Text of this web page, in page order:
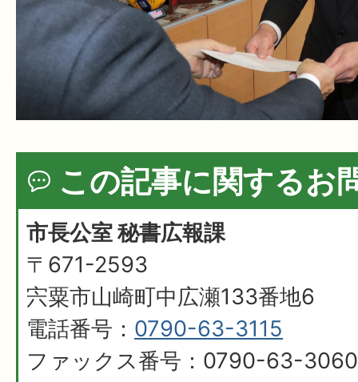
この記事に関するお
市長公室 秘書広報課
〒671-2593
宍粟市山崎町中広瀬133番地6
電話番号： 0790-63-3115
ファックス番号：0790-63-3060